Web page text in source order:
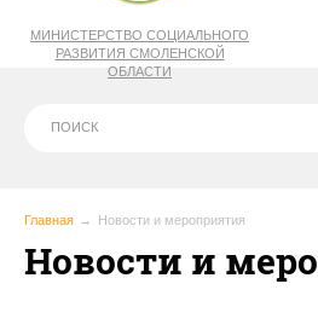
МИНИСТЕРСТВО СОЦИАЛЬНОГО
РАЗВИТИЯ СМОЛЕНСКОЙ
ОБЛАСТИ
Главная Новости и мероприятия
Новости и